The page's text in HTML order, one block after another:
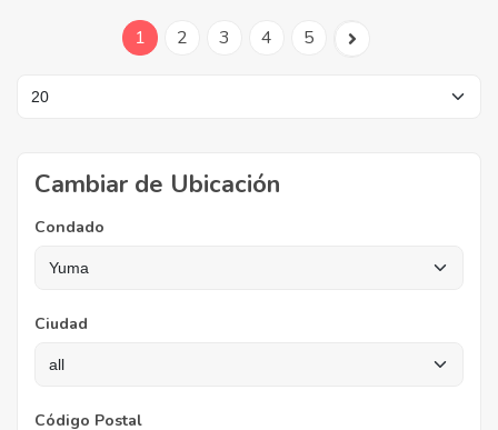
1 2 3 4 5
Cambiar de Ubicación
Condado
Ciudad
Código Postal